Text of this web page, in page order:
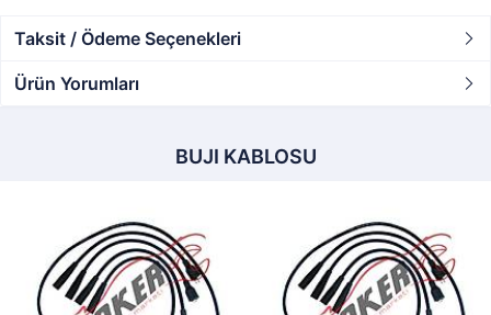
Taksit / Ödeme Seçenekleri
Ürün Yorumları
BUJI KABLOSU